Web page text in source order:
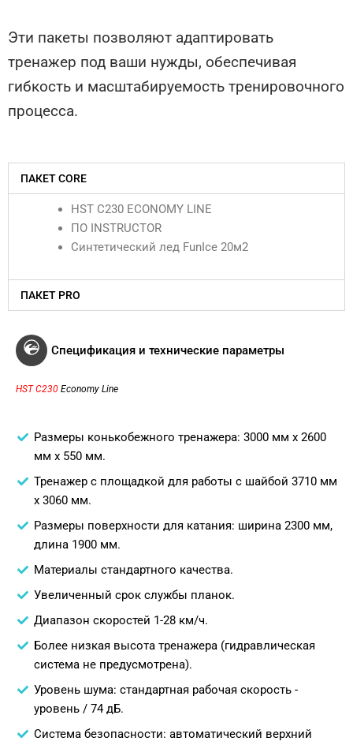
Эти пакеты позволяют адаптировать
тренажер под ваши нужды, обеспечивая
гибкость и масштабируемость тренировочного
процесса.
ПАКЕТ CORE
HST C230 ECONOMY LINE
ПО INSTRUCTOR
Синтетический лед FunIce 20м2
ПАКЕТ PRO
Спецификация и технические параметры
HST C230 Economy Line
Размеры конькобежного тренажера: 3000 мм х 2600
мм х 550 мм.
Тренажер с площадкой для работы с шайбой 3710 мм
х 3060 мм.
Размеры поверхности для катания: ширина 2300 мм,
длина 1900 мм.
Материалы стандартного качества.
Увеличенный срок службы планок.
Диапазон скоростей 1-28 км/ч.
Более низкая высота тренажера (гидравлическая
система не предусмотрена).
Уровень шума: стандартная рабочая скорость -
уровень / 74 дБ.
Система безопасности: автоматический верхний